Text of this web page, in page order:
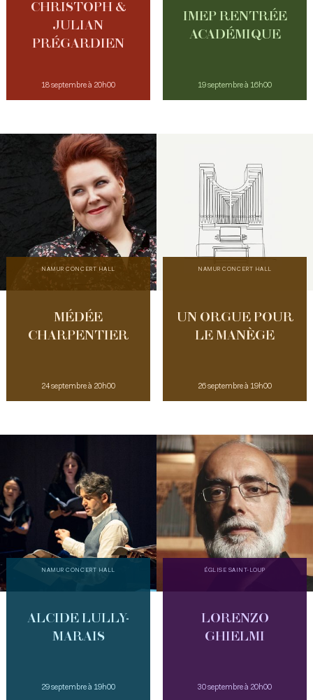
CHRISTOPH &
JULIAN
PRÉGARDIEN
18 septembre à 20h00
IMEP RENTRÉE
ACADÉMIQUE
19 septembre à 16h00
NAMUR CONCERT HALL
MÉDÉE
CHARPENTIER
24 septembre à 20h00
NAMUR CONCERT HALL
UN ORGUE POUR
LE MANÈGE
26 septembre à 19h00
NAMUR CONCERT HALL
ALCIDE LULLY-
MARAIS
29 septembre à 19h00
ÉGLISE SAINT-LOUP
LORENZO
GHIELMI
30 septembre à 20h00